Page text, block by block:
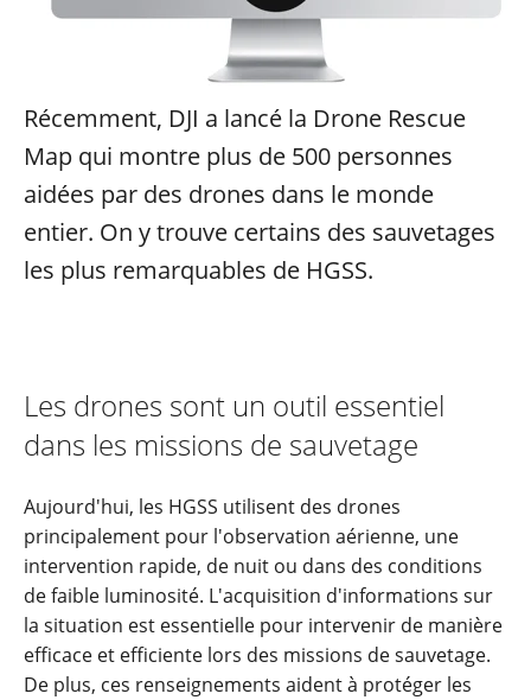
Récemment, DJI a lancé la Drone Rescue
Map qui montre plus de 500 personnes
aidées par des drones dans le monde
entier. On y trouve certains des sauvetages
les plus remarquables de HGSS.
Les drones sont un outil essentiel
dans les missions de sauvetage
Aujourd'hui, les HGSS utilisent des drones
principalement pour l'observation aérienne, une
intervention rapide, de nuit ou dans des conditions
de faible luminosité. L'acquisition d'informations sur
la situation est essentielle pour intervenir de manière
efficace et efficiente lors des missions de sauvetage.
De plus, ces renseignements aident à protéger les